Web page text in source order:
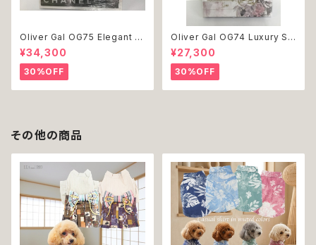
Oliver Gal OG75 Elegant E
ssentials Paris 絵 アート イ
ンテリア お祝い 贈り物 プレゼ
ント 結婚 新築 開店 周年 バー
スデイ 誕生日 ご褒美
¥34,300
30%OFF
Oliver Gal OG74 Luxury St
acked Shoes Rose Giftbo
x 絵 アート インテリア お祝い
贈り物 プレゼント 結婚 新築 開
店 周年 バースデイ 誕生日 ご褒
美
¥27,300
30%OFF
その他の商品